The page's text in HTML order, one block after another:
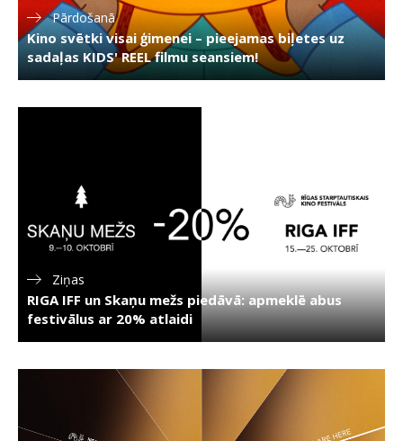
Pārdošanā
Kino svētki visai ģimenei – pieejamas biļetes uz
sadaļas KIDS' REEL filmu seansiem!
Ziņas
RIGA IFF un Skaņu mežs piedāvā: apmeklē abus
festivālus ar 20% atlaidi